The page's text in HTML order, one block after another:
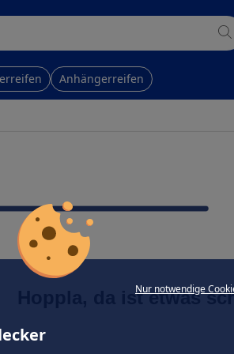
Nur notwendige
Anhängerreifen
Hoppla, da ist etwas